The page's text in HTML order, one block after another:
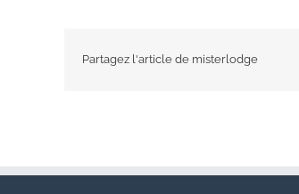
Partagez l'article de misterlodge